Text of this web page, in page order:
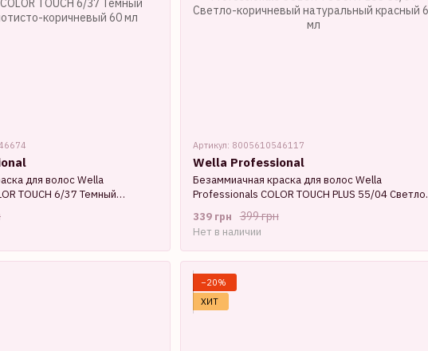
для волос Wella
TOUCH 6/37 Темный
коричневый 60 мл
Артикул: 8005610546117
Wella Professional
Безаммиачная краска для волос Wella
Professionals COLOR TOUCH PLUS 55/04 Светло-
коричневый натуральный красный 60 мл
399 грн
339 грн
Нет в наличии
−20%
ХИТ